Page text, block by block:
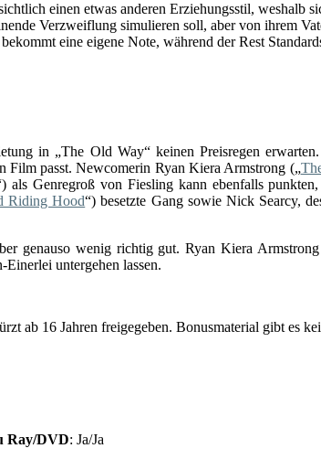
einen etwas anderen Erziehungsstil, weshalb
Verzweiflung simulieren soll, aber von ihrem
eine eigene Note, während der Rest
in „The Old Way“ keinen Preisregen
Film passt. Newcomerin Ryan Kiera Armstrong („
als Genregroß von Fiesling kann ebenfalls
Riding Hood“) besetzte Gang sowie Nick Searcy,
genauso wenig richtig gut. Ryan Kiera
untergehen lassen.
ab 16 Jahren freigegeben. Bonusmaterial gibt es
Ray/DVD: Ja/Ja